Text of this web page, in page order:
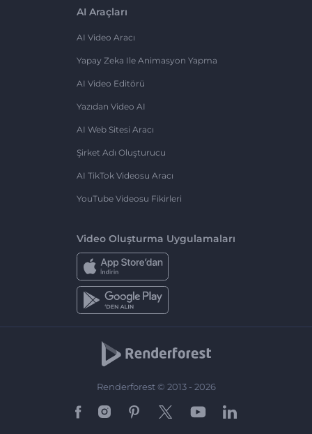
AI Araçları
AI Video Aracı
Yapay Zeka Ile Animasyon Yapma
AI Video Editörü
Yazıdan Video AI
AI Web Sitesi Aracı
Şirket Adı Oluşturucu
AI TikTok Videosu Aracı
YouTube Videosu Fikirleri
Video Oluşturma Uygulamaları
Renderforest © 2013 - 2026